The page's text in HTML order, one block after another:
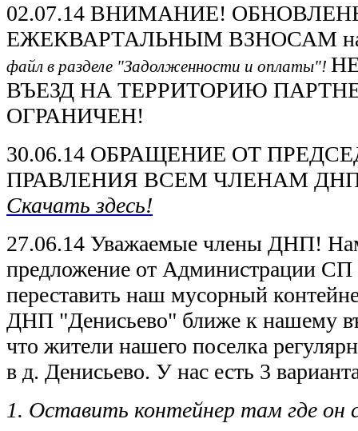
02.07.14 ВНИМАНИЕ!
ЕЖЕКВАРТАЛЬНЫМ ВЗНОСАМ на
файл в разделе "Задолженности и оплаты"!
ВЪЕЗД НА ТЕРРИТОРИЮ
ОГРАНИЧЕН!
30.06.14 ОБРАЩЕНИЕ ОТ
ПРАВЛЕНИЯ ВСЕМ ЧЛЕНАМ
Скачать здесь!
27.06.14 Уважаемые члены ДНП!
предложение от Администрации
переставить наш мусорный
ДНП "Денисьево" ближе к нашему
что жители нашего поселка
в д. Денисьево. У нас есть 3
1. Оставить контейнер там где он